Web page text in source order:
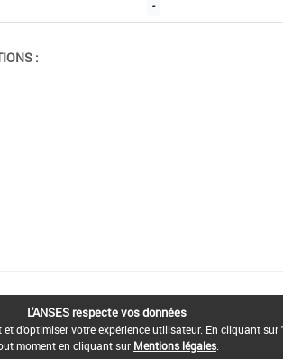
-
:
L'ANSES respecte vos données
votre expérience utilisateur. En cliquant
moment en cliquant sur Mentions légales